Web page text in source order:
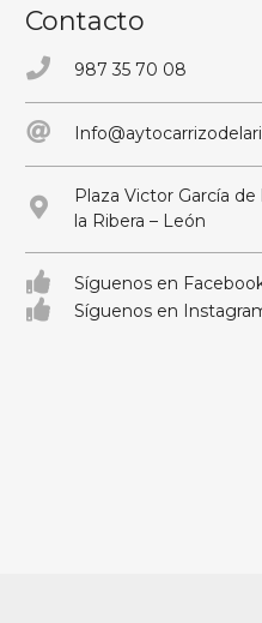
Contacto
987 35 70 08
Plaza Victor García
la Ribera – León
Síguenos en
Síguenos en